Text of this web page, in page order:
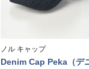
ノル キャップ
Denim Cap Peka（デ